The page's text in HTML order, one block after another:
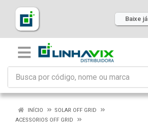
Baixe
INÍCIO
SOLAR OFF GRID
ACESSORIOS OFF GRID